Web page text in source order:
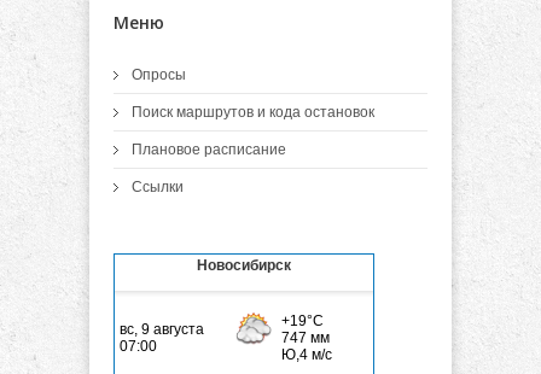
Меню
Опросы
Поиск маршрутов и кода остановок
Плановое расписание
Ссылки
Новосибирск